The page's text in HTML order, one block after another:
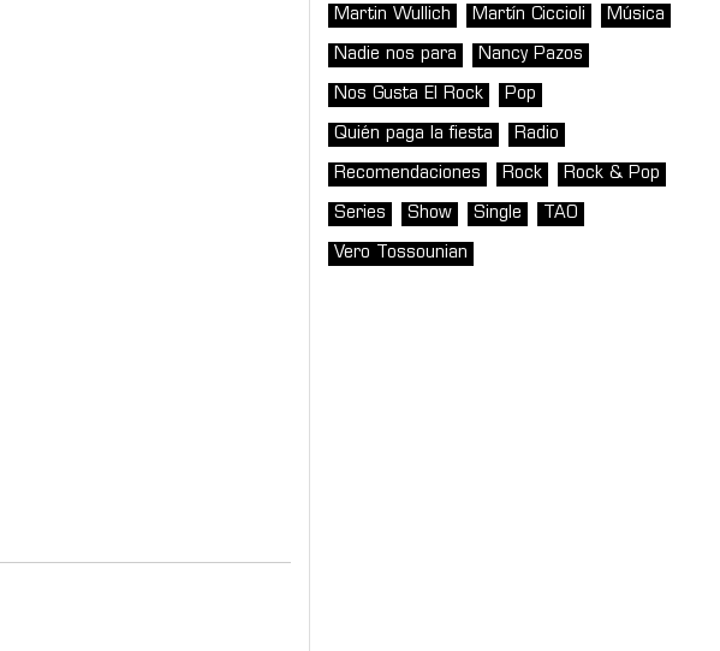
Martin Wullich Martín Ciccioli Música
Nadie nos para Nancy Pazos
Nos Gusta El Rock Pop
Quién paga la fiesta Radio
Recomendaciones Rock Rock & Pop
Series Show Single TAO
Vero Tossounian